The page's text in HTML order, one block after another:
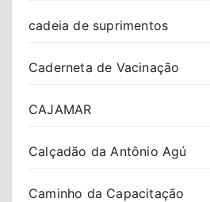
cadeia de suprimentos
Caderneta de Vacinação
CAJAMAR
Calçadão da Antônio Agú
Caminho da Capacitação